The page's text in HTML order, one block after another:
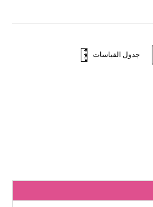
جدول القياسات